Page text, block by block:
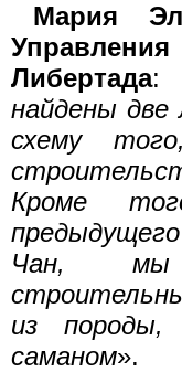
Мария
Либертада:
найдены
схему
Кроме
Чан, мы
из породы,
саманом».